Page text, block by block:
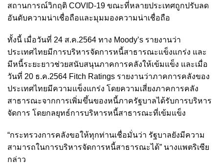
สถานการณ์วิกฤติ COVID-19 ขณะที่หลายประเทศถูกปรับลด
อันดับความน่าเชื่อถือและมุมมองความน่าเชื่อถือ
ทั้งนี้ เมื่อวันที่ 24 ส.ค.2564 ทาง Moody’s รายงานว่า
ประเทศไทยมีการบริหารจัดการหนี้สาธารณะแข็งแกร่ง และ
มีหนี้ระยะยาวช่วยสนับสนุนภาคการคลังให้เข้มแข็ง และเมื่อ
วันที่ 20 ธ.ค.2564 Fitch Ratings รายงานว่าภาคการคลังของ
ประเทศไทยมีความแข็งแกร่ง โดยความเสี่ยงภาคการคลัง
สาธารณะจากการเพิ่มขึ้นของหนี้ภาครัฐบาลได้รับการบริหาร
จัดการ โดยกลยุทธ์การบริหารหนี้สาธารณะที่เข้มแข็ง
“กระทรวงการคลังขอให้ทุกท่านเชื่อมั่นว่า รัฐบาลยังมีความ
สามารถในการบริหารจัดการหนี้สาธารณะได้” นางแพตริเซีย
กล่าว